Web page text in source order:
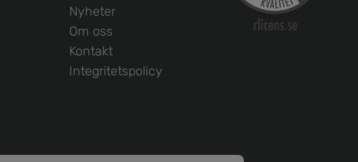
Nyheter
Om oss
Kontakt
Integritetspolicy